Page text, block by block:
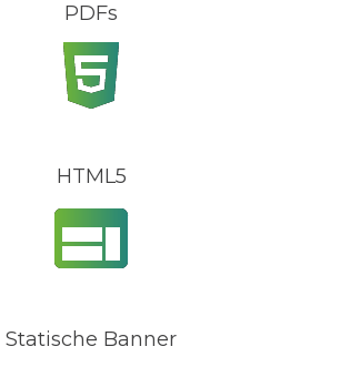
PDFs
HTML5
Statische Banner